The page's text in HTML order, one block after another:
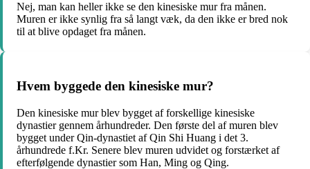
Nej, man kan heller ikke se den kinesiske mur fra månen.
Muren er ikke synlig fra så langt væk, da den ikke er bred nok
til at blive opdaget fra månen.
Hvem byggede den kinesiske mur?
Den kinesiske mur blev bygget af forskellige kinesiske
dynastier gennem århundreder. Den første del af muren blev
bygget under Qin-dynastiet af Qin Shi Huang i det 3.
århundrede f.Kr. Senere blev muren udvidet og forstærket af
efterfølgende dynastier som Han, Ming og Qing.